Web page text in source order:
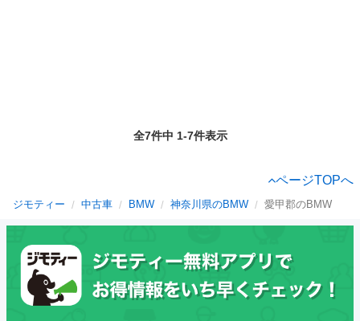
全7件中 1-7件表示
ページTOPへ
ジモティー 中古車 BMW 神奈川県のBMW 愛甲郡のBMW